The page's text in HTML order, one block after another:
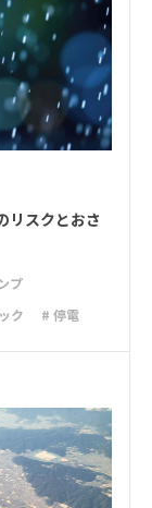
リスクとおさ
プ
ク
# 停電